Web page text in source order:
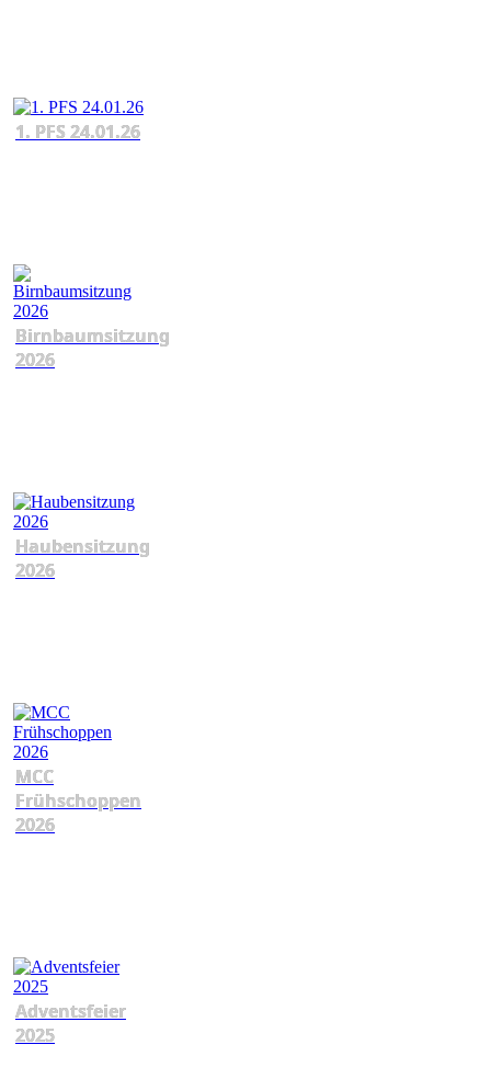
1. PFS 24.01.26
Birnbaumsitzung
2026
Haubensitzung
2026
MCC
Frühschoppen
2026
Adventsfeier
2025